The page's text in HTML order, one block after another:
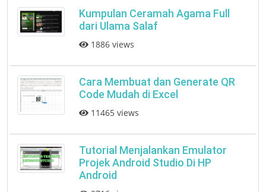
Kumpulan Ceramah Agama Full
dari Ulama Salaf
1886 views
Cara Membuat dan Generate QR
Code Mudah di Excel
11465 views
Tutorial Menjalankan Emulator
Projek Android Studio Di HP
Android